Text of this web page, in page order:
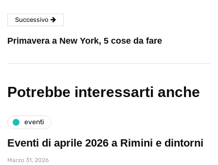
Successivo
Primavera a New York, 5 cose da fare
Potrebbe interessarti anche
eventi
Eventi di aprile 2026 a Rimini e dintorni
Marzo 31, 2026